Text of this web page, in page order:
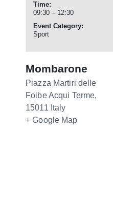
Time:
09:30 – 12:30
Event Category:
Sport
Mombarone
Piazza Martiri delle
FoibeAcqui Terme,
15011 Italy
+ Google Map